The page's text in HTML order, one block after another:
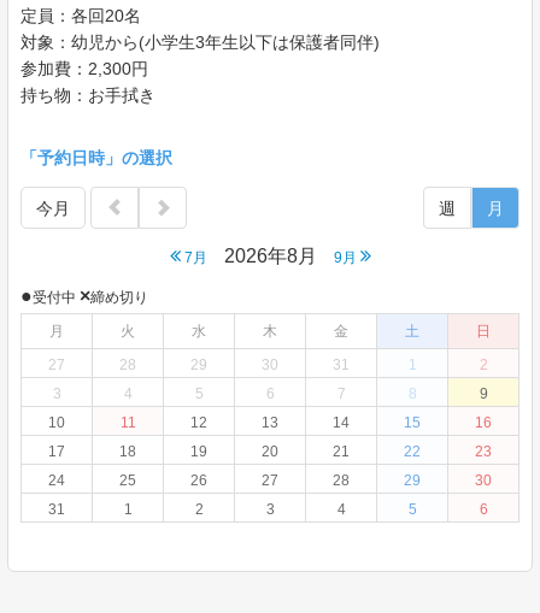
定員：各回20名
対象：幼児から(小学生3年生以下は保護者同伴)
参加費：2,300円
持ち物：お手拭き
「予約日時」の選択
今月
7月 2026年8月 9月
週 月
●受付中 ×締め切り
月
火 水 木 金 土
日
27
28 29 30 31 1
2
3
4 5 6 7 8
9
10
11 12 13 14 15
16
17
18 19 20 21 22
23
24
25 26 27 28 29
30
31
1 2 3 4 5 6